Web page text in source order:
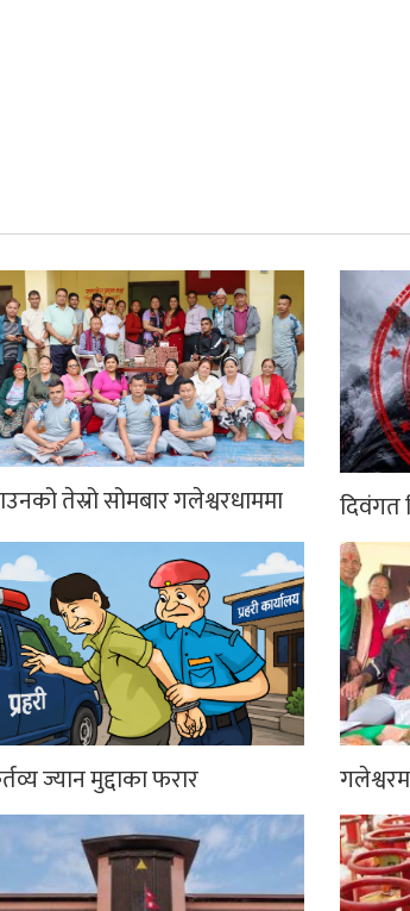
तेस्रो सोमबार गलेश्वरधाममा दिवंगत
ज्यान मुद्दाका फरार